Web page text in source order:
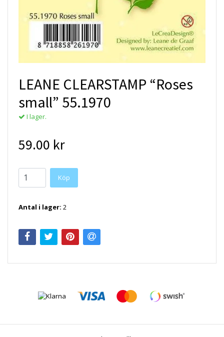
LEANE CLEARSTAMP “Roses
small” 55.1970
I lager.
59.00 kr
Antal i lager: 2